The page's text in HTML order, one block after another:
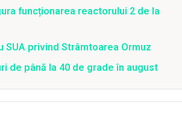
funcționarea reactorului 2 de la
privind Strâmtoarea Ormuz
de până la 40 de grade în august